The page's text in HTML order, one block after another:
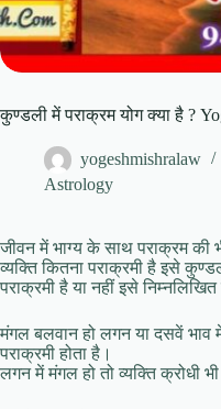
कुण्डली में पराक्रम योग क्या है ?
yogeshmishralaw
Astrology
जीवन में भाग्य के साथ पराक्रम की
व्यक्ति कितना पराक्रमी है इसे
पराक्रमी है या नहीं इसे
मंगल बलवान हो लगन या दसवें भाव में
पराक्रमी होता है।
लगन में मंगल हो तो व्यक्ति क्रोधी भी